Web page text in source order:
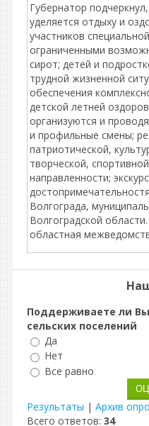
Губернатор
уделяется отдыху и
участников
ограниченными
сирот; детей и
трудной жизненной
обеспечения
детской летней
организуются и
и профильные смены;
патриотической,
творческой,
направленности;
Волгограда,
Волгоградской
областная
Поддерживаете ли
сельских поселений
Да
Нет
Все равно
Результаты | Архив
Всего ответов: 34